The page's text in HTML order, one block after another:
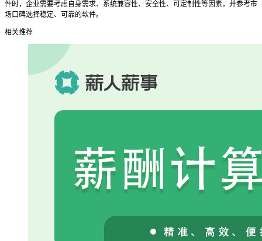
件时，企业需要考虑自身需求、系统兼容性、安全性、可定制性等因素，并参考市
场口碑选择稳定、可靠的软件。
相关推荐